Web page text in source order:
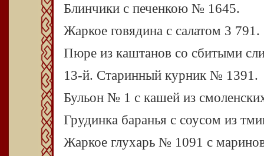
Блинчики с печенкою № 1645.
Жаркое говядина с салатом 3 791.
Пюре из каштанов со сбитыми
13-й. Старинный курник № 1391.
Бульон № 1 с кашей из
Грудинка баранья с соусом из
Жаркое глухарь № 1091 с